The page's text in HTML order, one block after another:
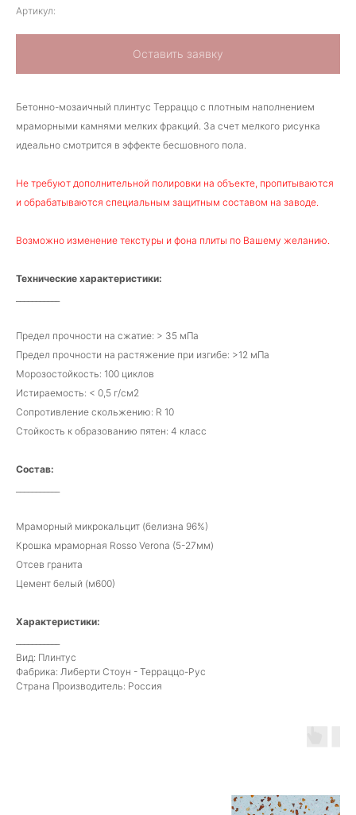
Артикул:
Оставить заявку
Бетонно-мозаичный плинтус Терраццо с плотным наполнением
мраморными камнями мелких фракций. За счет мелкого рисунка
идеально смотрится в эффекте бесшовного пола.
Не требуют дополнительной полировки на объекте, пропитываются
и обрабатываются специальным защитным составом на заводе.
Возможно изменение текстуры и фона плиты по Вашему желанию.
Технические характеристики:
Предел прочности на сжатие: > 35 мПа
Предел прочности на растяжение при изгибе: >12 мПа
Морозостойкость: 100 циклов
Истираемость: < 0,5 г/см2
Сопротивление скольжению: R 10
Стойкость к образованию пятен: 4 класс
Состав:
Мраморный микрокальцит (белизна 96%)
Крошка мраморная Rosso Verona (5-27мм)
Отсев гранита
Цемент белый (м600)
Характеристики:
Вид: Плинтус
Фабрика: Либерти Стоун - Терраццо-Рус
Страна Производитель: Россия